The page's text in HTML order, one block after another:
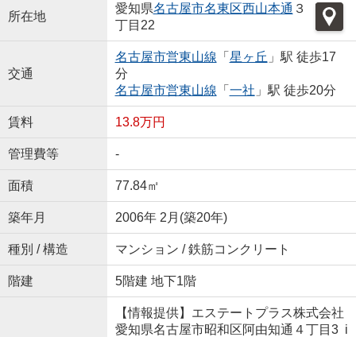
所在地
愛知県名古屋市名東区西山本通 ３
丁目22
交通
名古屋市営東山線 「 星ヶ丘 」駅 徒歩17
分
名古屋市営東山線 「 一社 」駅 徒歩20分
賃料 13.8万円
管理費等 -
面積 77.84㎡
築年月 2006年 2月(築20年)
種別 / 構造 マンション / 鉄筋コンクリート
階建 5階建 地下1階
【情報提供】エステートプラス株式会社
愛知県名古屋市昭和区阿由知通４丁目3 i